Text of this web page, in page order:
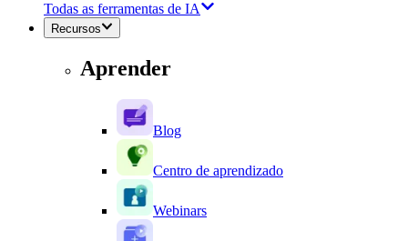
Todas as ferramentas de IA
Recursos
Aprender
Blog
Centro de aprendizado
Webinars